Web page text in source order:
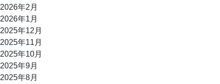
2026年2月
2026年1月
2025年12月
2025年11月
2025年10月
2025年9月
2025年8月